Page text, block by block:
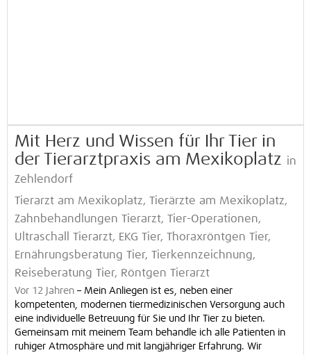
Mit Herz und Wissen für Ihr Tier in
der Tierarztpraxis am Mexikoplatz in
Zehlendorf
Tierarzt am Mexikoplatz, Tierärzte am Mexikoplatz,
Zahnbehandlungen Tierarzt, Tier-Operationen,
Ultraschall Tierarzt, EKG Tier, Thoraxröntgen Tier,
Ernährungsberatung Tier, Tierkennzeichnung,
Reiseberatung Tier, Röntgen Tierarzt
Vor 12 Jahren – Mein Anliegen ist es, neben einer
kompetenten, modernen tiermedizinischen Versorgung auch
eine individuelle Betreuung für Sie und Ihr Tier zu bieten.
Gemeinsam mit meinem Team behandle ich alle Patienten in
ruhiger Atmosphäre und mit langjähriger Erfahrung. Wir